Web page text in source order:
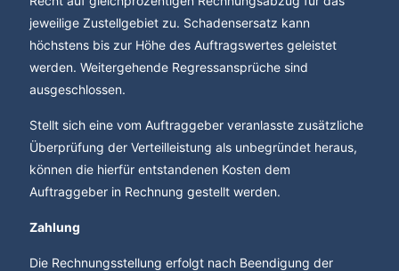
jeweilige Zustellgebiet zu. Schadensersatz kann
höchstens bis zur Höhe des Auftragswertes geleistet
werden. Weitergehende Regressansprüche sind
ausgeschlossen.
Stellt sich eine vom Auftraggeber veranlasste zusätzliche
Überprüfung der Verteilleistung als unbegründet heraus,
können die hierfür entstandenen Kosten dem
Auftraggeber in Rechnung gestellt werden.
Zahlung
Die Rechnungsstellung erfolgt nach Beendigung der